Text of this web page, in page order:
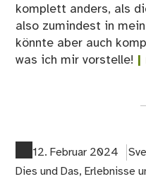
komplett anders, als
also zumindest in
könnte aber auch
was ich mir vorstelle! |
12. Februar 2024
Dies und Das, Erlebnisse